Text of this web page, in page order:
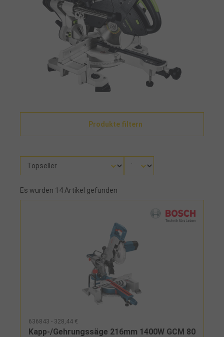
Produkte filtern
Es wurden 14 Artikel gefunden
636843 - 328,44 €
Kapp-/Gehrungssäge 216mm 1400W GCM 80